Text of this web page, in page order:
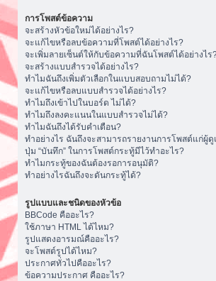
การโพสต์ข้อความ
จะสร้างหัวข้อใหม่ได้อย่างไร?
จะแก้ไขหรือลบข้อความที่โพสต์ได้อย่างไร?
จะเพิ่มลายเซ็นต์ให้กับข้อความที่ฉันโพสต์ได้อย่างไร
จะสร้างแบบสำรวจได้อย่างไร?
ทำไมฉันถึงเพิ่มตัวเลือกในแบบสอบถามไม่ได้?
จะแก้ไขหรือลบแบบสำรวจได้อย่างไร?
ทำไมถึงเข้าไปในบอร์ด ไม่ได้?
ทำไมถึงลงคะแนนในแบบสำรวจไม่ได้?
ทำไมฉันถึงได้รับคำเตือน?
ทำอย่างไร ฉันถึงจะสามารถรายงานการโพสต์แก่ผู้
ปุ่ม “บันทึก” ในการโพสต์กระทู้มีไว้ทำอะไร?
ทำไมกระทู้ของฉันต้องรอการอนุมัติ?
ทำอย่างไรฉันถึงจะดันกระทู้ได้?
รูปแบบและชนิดของหัวข้อ
BBCode คืออะไร?
ใช้ภาษา HTML ได้ไหม?
รูปแสดงอารมณ์คืออะไร?
จะโพสต์รูปได้ไหม?
ประกาศทั่วไปคืออะไร?
ข้อความประกาศ คืออะไร?